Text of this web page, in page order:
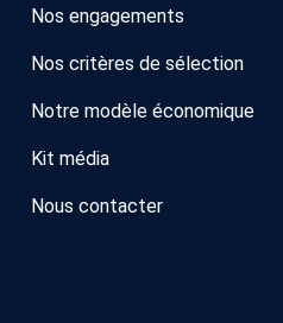
Nos engagements
Nos critères de sélection
Notre modèle économique
Kit média
Nous contacter